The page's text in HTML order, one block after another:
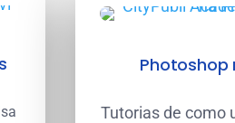
Photoshop
Tutorias de como